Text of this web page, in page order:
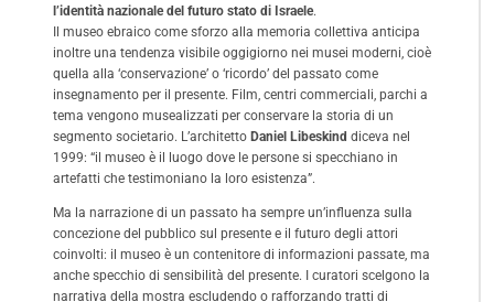
l’identità nazionale del futuro stato di Israele.
Il museo ebraico come sforzo alla memoria collettiva anticipa
inoltre una tendenza visibile oggigiorno nei musei moderni, cioè
quella alla ‘conservazione’ o ‘ricordo’ del passato come
insegnamento per il presente. Film, centri commerciali, parchi a
tema vengono musealizzati per conservare la storia di un
segmento societario. L’architetto Daniel Libeskind diceva nel
1999: “il museo è il luogo dove le persone si specchiano in
artefatti che testimoniano la loro esistenza”.
Ma la narrazione di un passato ha sempre un’influenza sulla
concezione del pubblico sul presente e il futuro degli attori
coinvolti: il museo è un contenitore di informazioni passate, ma
anche specchio di sensibilità del presente. I curatori scelgono la
narrativa della mostra escludendo o rafforzando tratti di